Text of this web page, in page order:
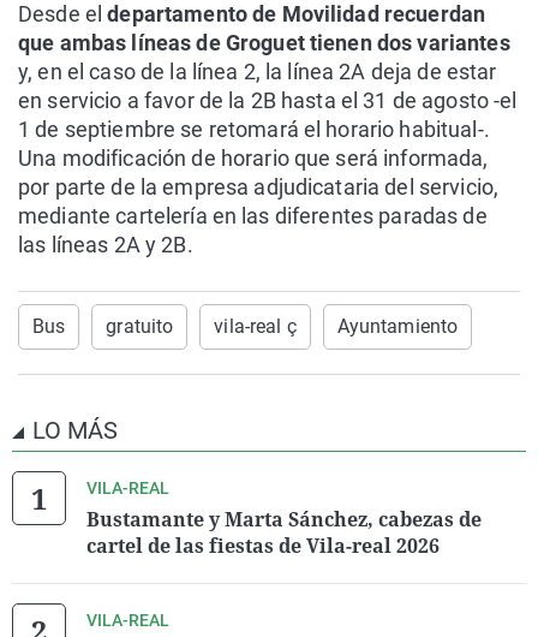
Desde eldepartamento de Movilidad recuerdan
que ambas líneas de Groguet tienen dos variantes
y, en el caso de la línea 2, la línea 2A deja de estar
en servicio a favor de la 2B hasta el 31 de agosto -el
1 de septiembre se retomará el horario habitual-.
Una modificación de horario que será informada,
por parte de la empresa adjudicataria del servicio,
mediante cartelería en las diferentes paradas de
las líneas 2A y 2B.
Bus gratuito vila-real ç Ayuntamiento
LO MÁS
VILA-REAL
Bustamante y Marta Sánchez, cabezas de
cartel de las fiestas de Vila-real 2026
VILA-REAL